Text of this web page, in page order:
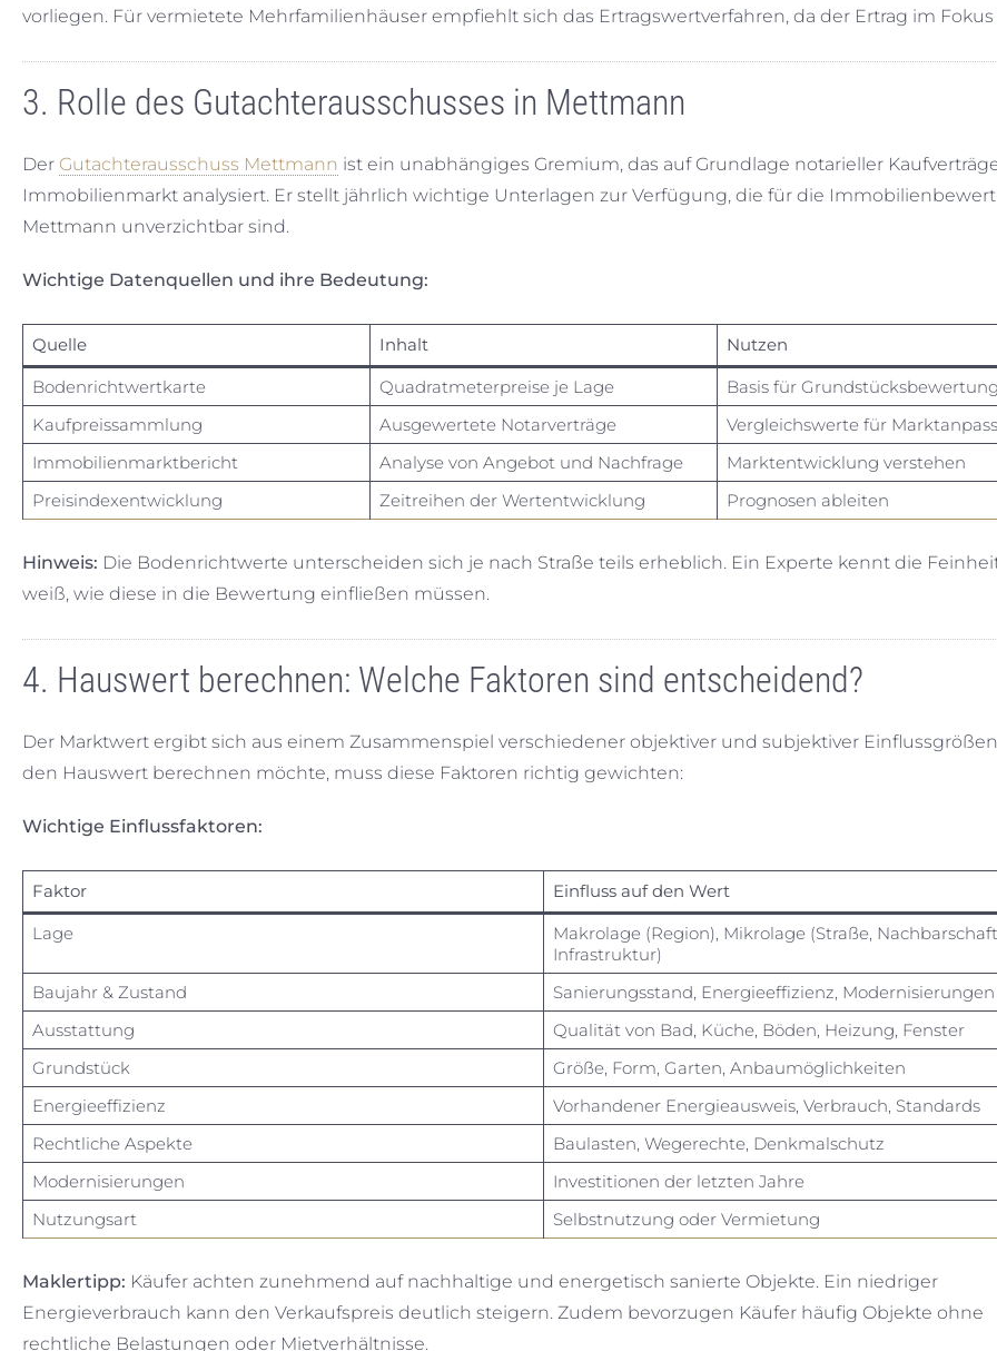
vorliegen. Für vermietete Mehrfamilienhäuser empfiehlt sich das Ertragswertverfahren, da der Ertrag im
3. Rolle des Gutachterausschusses in Mettmann
Der Gutachterausschuss Mettmann ist ein unabhängiges Gremium, das auf Grundlage notarieller
Immobilienmarkt analysiert. Er stellt jährlich wichtige Unterlagen zur Verfügung, die für die
Mettmann unverzichtbar sind.
Wichtige Datenquellen und ihre Bedeutung:
Quelle Inhalt
Nutzen
Bodenrichtwertkarte
Quadratmeterpreise je Lage
Basis für Grundstücksbewertung
Kaufpreissammlung
Ausgewertete Notarverträge
Vergleichswerte für
Immobilienmarktbericht
Analyse von Angebot und Nachfrage
Marktentwicklung verstehen
Preisindexentwicklung
Zeitreihen der Wertentwicklung Prognosen ableiten
Hinweis: Die Bodenrichtwerte unterscheiden sich je nach Straße teils erheblich. Ein Experte kennt die
weiß, wie diese in die Bewertung einfließen müssen.
4. Hauswert berechnen: Welche Faktoren sind entscheidend?
Der Marktwert ergibt sich aus einem Zusammenspiel verschiedener objektiver und subjektiver
den Hauswert berechnen möchte, muss diese Faktoren richtig gewichten:
Wichtige Einflussfaktoren:
Faktor
Einfluss auf den Wert
Lage
Makrolage (Region), Mikrolage (Straße,
Infrastruktur)
Baujahr & Zustand
Sanierungsstand, Energieeffizienz, Modernisierungen
Ausstattung
Qualität von Bad, Küche, Böden, Heizung, Fenster
Grundstück
Größe, Form, Garten, Anbaumöglichkeiten
Energieeffizienz
Vorhandener Energieausweis, Verbrauch, Standards
Rechtliche Aspekte
Baulasten, Wegerechte, Denkmalschutz
Modernisierungen
Investitionen der letzten Jahre
Nutzungsart
Selbstnutzung oder Vermietung
Maklertipp: Käufer achten zunehmend auf nachhaltige und energetisch sanierte Objekte. Ein niedriger
Energieverbrauch kann den Verkaufspreis deutlich steigern. Zudem bevorzugen Käufer häufig Objekte ohne
rechtliche Belastungen oder Mietverhältnisse.